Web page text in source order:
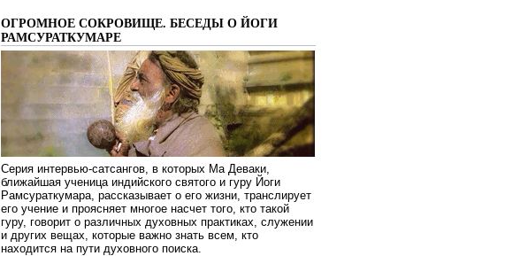
ОГРОМНОЕ СОКРОВИЩЕ. БЕСЕДЫ О ЙОГИ
РАМСУРАТКУМАРЕ
Серия интервью-сатсангов, в которых Ма Деваки,
ближайшая ученица индийского святого и гуру Йоги
Рамсураткумара, рассказывает о его жизни, транслирует
его учение и проясняет многое насчет того, кто такой
гуру, говорит о различных духовных практиках, служении
и других вещах, которые важно знать всем, кто
находится на пути духовного поиска.